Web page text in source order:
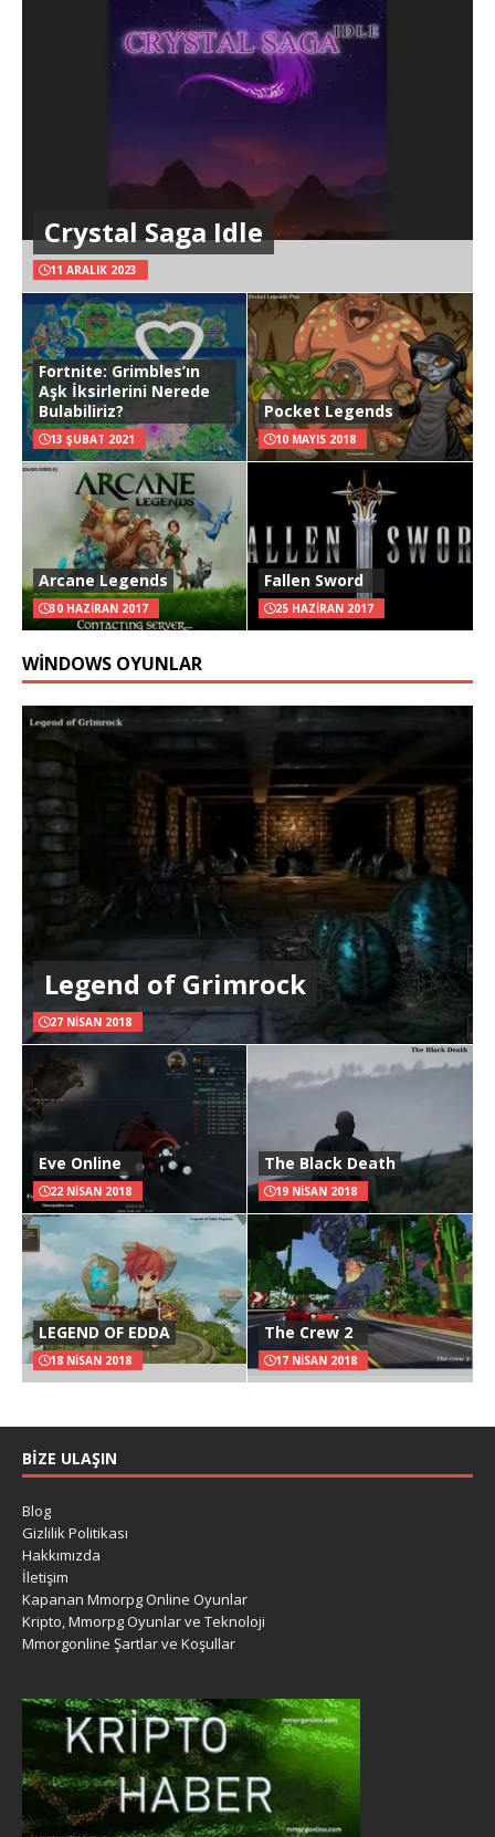
Crystal Saga Idle
11 ARALIK 2023
Fortnite: Grimbles’ın
Aşk İksirlerini Nerede
Bulabiliriz?
13 ŞUBAT 2021
Pocket Legends
10 MAYIS 2018
Arcane Legends
30 HAZIRAN 2017
Fallen Sword
25 HAZIRAN 2017
WINDOWS OYUNLAR
Legend of Grimrock
27 NISAN 2018
Eve Online
22 NISAN 2018
The Black Death
19 NISAN 2018
LEGEND OF EDDA
18 NISAN 2018
The Crew 2
17 NISAN 2018
BIZE ULAŞIN
Blog
Gizlilik Politikası
Hakkımızda
İletişim
Kapanan Mmorpg Online Oyunlar
Kripto, Mmorpg Oyunlar ve Teknoloji
Mmorgonline Şartlar ve Koşullar